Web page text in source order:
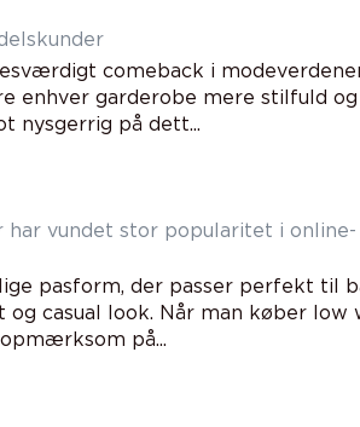
comeback i
enhver garderobe mere stilfuld og
nysgerrig på dett...
vundet stor popularitet i online-
pasform, der passer perfekt til
casual look. Når man køber low
på...